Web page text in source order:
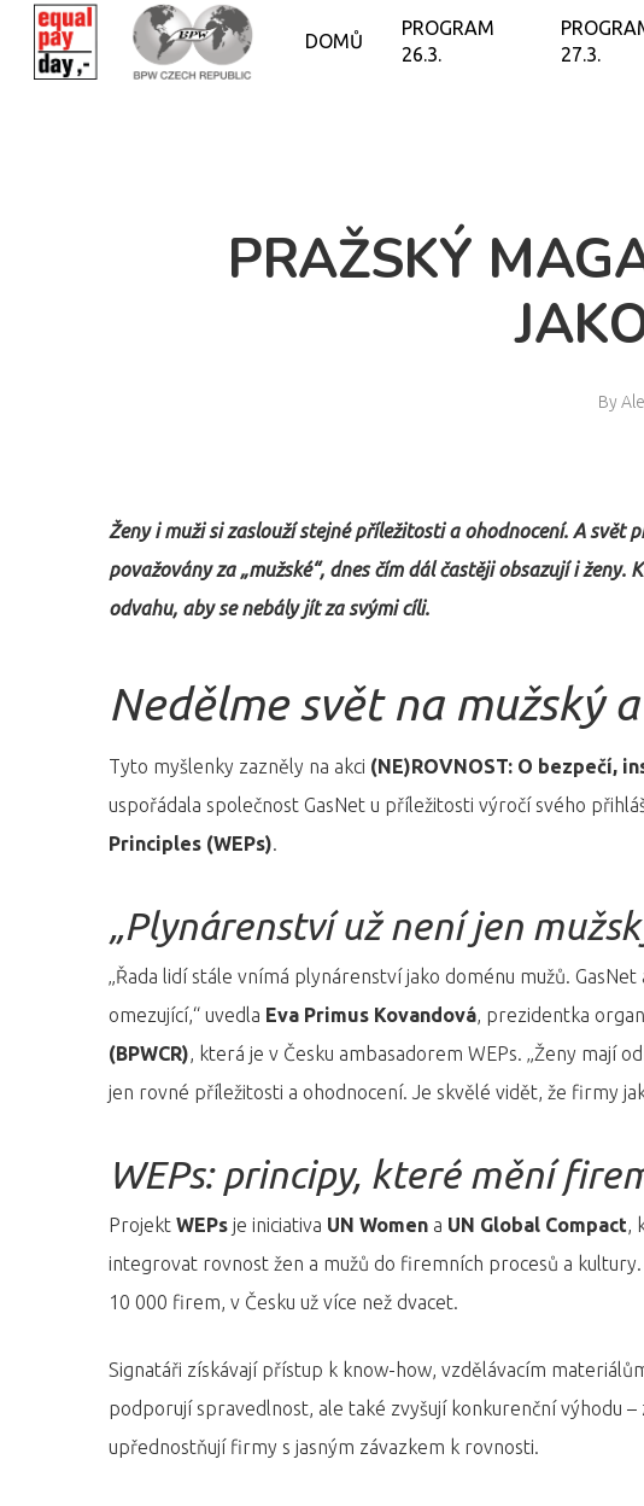
DOMŮ
PROGRAM
26.3.
27.3.
PRAŽSKÝ
By
Ženy i muži si zaslouží stejné příležitosti a ohodnocení. A svět
považovány za „mužské“, dnes čím dál častěji obsazují i
odvahu, aby se nebály jít za svými cíli.
Nedělme svět na mužský
Tyto myšlenky zazněly na akci (NE)ROVNOST: O bezpečí,
uspořádala společnost GasNet u příležitosti výročí svého
Principles (WEPs).
„Plynárenství už není jen
„Řada lidí stále vnímá plynárenství jako doménu mužů.
omezující,“ uvedla Eva Primus Kovandová, prezidentka
(BPWCR), která je v Česku ambasadorem WEPs. „Ženy mají
jen rovné příležitosti a ohodnocení. Je skvělé vidět, že firmy
WEPs: principy, které mění
Projekt WEPs je iniciativa UN Women a UN Global Compact,
integrovat rovnost žen a mužů do firemních procesů a
10 000 firem, v Česku už více než dvacet.
Signatáři získávají přístup k know-how, vzdělávacím
podporují spravedlnost, ale také zvyšují konkurenční výhodu –
upřednostňují firmy s jasným závazkem k rovnosti.